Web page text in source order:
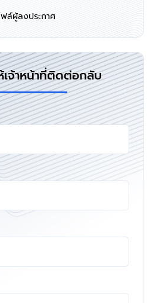
ฟล์ผู้ลงประกาศ
เจ้าหน้าที่ติดต่อกลับ